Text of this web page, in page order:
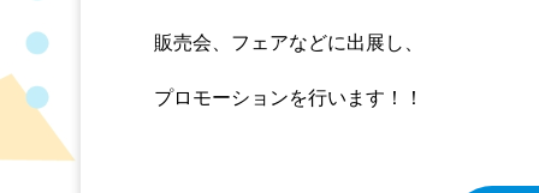
販売会、フェアなどに出展し、
プロモーションを行います！！